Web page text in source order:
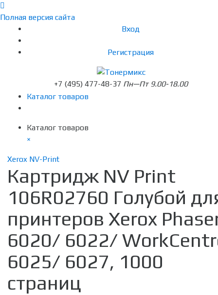
Полная версия сайта
Вход
Регистрация
+7 (495) 477-48-37 Пн—Пт 9.00-18.00
Каталог товаров
Каталог товаров
×
Xerox NV-Print
Картридж NV Print
106R02760 Голубой
принтеров Xerox
6020/ 6022/
6025/ 6027, 1000
страниц